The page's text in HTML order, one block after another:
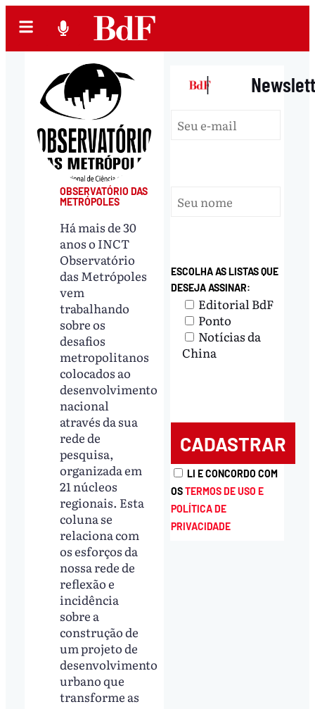
OBSERVATÓRIO DAS
METRÓPOLES
Há mais de 30
anos o INCT
Observatório
das Metrópoles
vem
trabalhando
sobre os
desafios
metropolitanos
colocados ao
desenvolvimento
nacional
através da sua
rede de
pesquisa,
organizada em
21 núcleos
regionais. Esta
coluna se
relaciona com
os esforços da
nossa rede de
reflexão e
incidência
sobre a
construção de
um projeto de
desenvolvimento
urbano que
transforme as
|
ESCOLHA AS LISTAS QUE
DESEJA ASSINAR:
Editorial BdF
Ponto
Notícias da
China
LI E CONCORDO COM
OSTERMOS DE USO E
POLÍTICA DE
PRIVACIDADE